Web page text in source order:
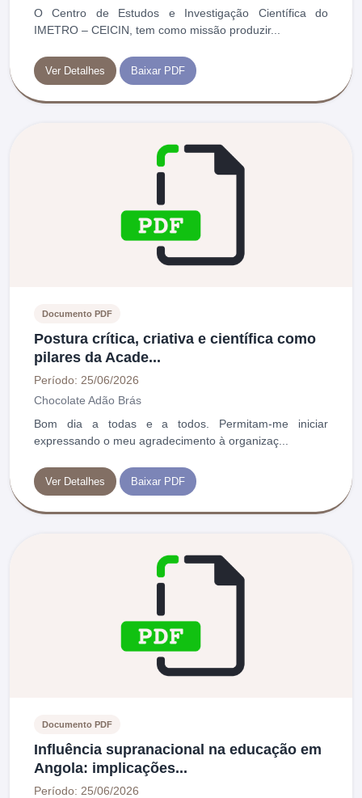
O Centro de Estudos e Investigação Científica do
IMETRO – CEICIN, tem como missão produzir...
Ver Detalhes Baixar PDF
Documento PDF
Postura crítica, criativa e científica como
pilares da Acade...
Período: 25/06/2026
Chocolate Adão Brás
Bom dia a todas e a todos. Permitam-me iniciar
expressando o meu agradecimento à organizaç...
Ver Detalhes Baixar PDF
Documento PDF
Influência supranacional na educação em
Angola: implicações...
Período: 25/06/2026